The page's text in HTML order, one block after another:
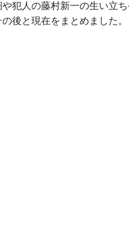
犯人の藤村新一の生い立
後と現在をまとめました。